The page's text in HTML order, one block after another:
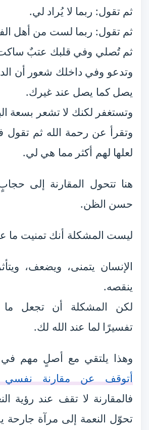
ثم تقول: ربما لا يُراد لي.
ثم تقول: ربما لست من أهل
ثم تُصلي وفي قلبك عتبٌ
وتدعو وفي داخلك شعور أن
يصل كما يصل عند غيرك.
وتستغفر لكنك لا تشعر بسعة
وتقرأ عن رحمة الله ثم
لعلها لهم أكثر مما هي لي.
هنا تتحول المقارنة إلى
حسن الظن.
ليست المشكلة أنك تمنيت ما
الإنسان يتمنى، ويضعف،
ينقصه.
لكن المشكلة أن تجعل
تفسيرًا لما عند الله لك.
وهذا يلتقي مع أصلٍ مهم
أتوقف عن مقارنة نفسي
فالمقارنة لا تقف عند رؤية
تحوّل النعمة إلى مرآة جارحة